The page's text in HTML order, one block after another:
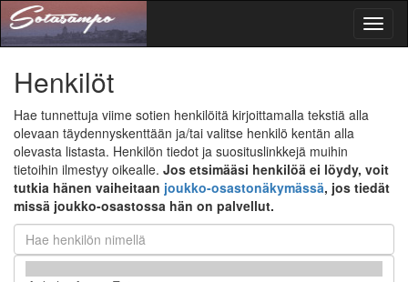
Henkilöt
Hae tunnettuja viime sotien henkilöitä kirjoittamalla tekstiä alla
olevaan täydennyskenttään ja/tai valitse henkilö kentän alla
olevasta listasta. Henkilön tiedot ja suosituslinkkejä muihin
tietoihin ilmestyy oikealle. Jos etsimääsi henkilöä ei löydy, voit
tutkia hänen vaiheitaan joukko-osastonäkymässä, jos tiedät
missä joukko-osastossa hän on palvellut.